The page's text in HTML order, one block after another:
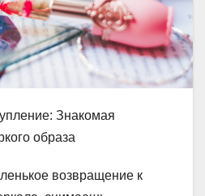
Знакомая
образа
возвращение к